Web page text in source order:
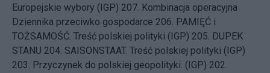
Europejskie wybory (IGP) 207. Kombinacja operacyjna
Dziennika przeciwko gospodarce 206. PAMIĘĆ i
TOŻSAMOŚĆ. Treść polskiej polityki (IGP) 205. DUPEK
STANU 204. SAISONSTAAT. Treść polskiej polityki (IGP)
203. Przyczynek do polskiej geopolityki. (IGP) 202.